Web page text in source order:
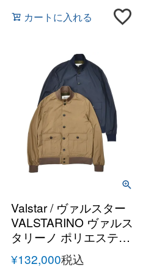
カートに入れる
Valstar / ヴァルスター
VALSTARINO ヴァルス
タリーノ ポリエステル
パッカブル 撥水 バルス
ターブルゾン
¥132,000税込